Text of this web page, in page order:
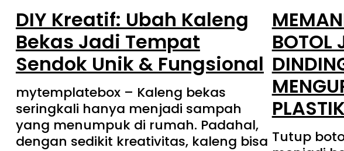
DIY Kreatif: Ubah Kaleng
Bekas Jadi Tempat
Sendok Unik & Fungsional
mytemplatebox – Kaleng bekas
seringkali hanya menjadi sampah
yang menumpuk di rumah. Padahal,
dengan sedikit kreativitas, kaleng bisa
BOTOL
PLASTIK
Tutup